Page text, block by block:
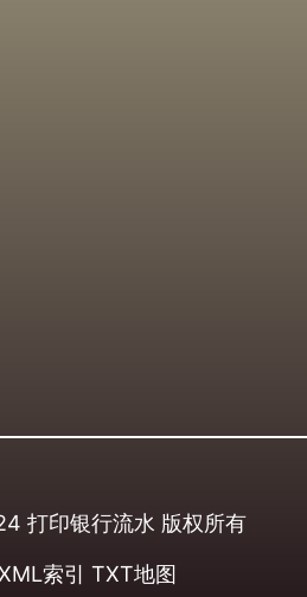
打印银行流水 版权所有
索引 TXT地图